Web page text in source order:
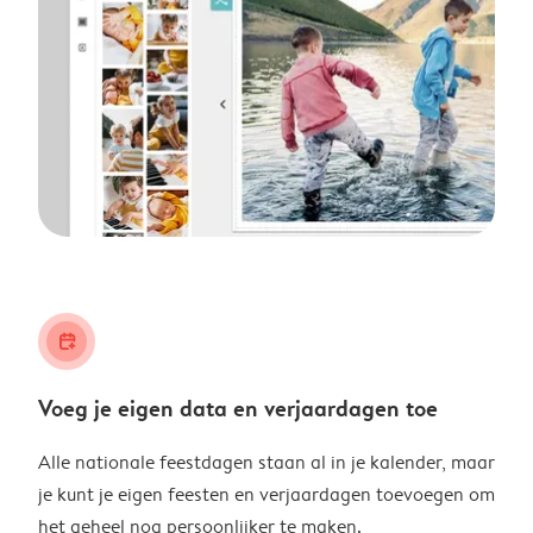
calendar_plus
Voeg je eigen data en verjaardagen toe
Alle nationale feestdagen staan al in je kalender, maar
je kunt je eigen feesten en verjaardagen toevoegen om
het geheel nog persoonlijker te maken.